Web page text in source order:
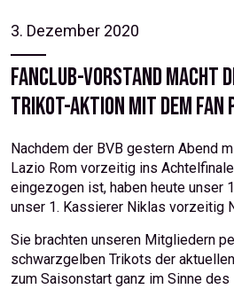
3. Dezember 2020
Fanclub-Vorstand macht
Trikot-Aktion mit dem Fan
Nachdem der BVB gestern Abend
Lazio Rom vorzeitig ins
eingezogen ist, haben heute unser
unser 1. Kassierer Niklas vorzeitig
Sie brachten unseren Mitgliedern
schwarzgelben Trikots der
zum Saisonstart ganz im Sinne des